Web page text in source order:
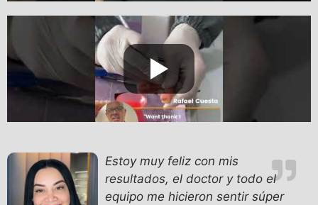
Estoy muy feliz con mis
resultados, el doctor y todo el
equipo me hicieron sentir súper